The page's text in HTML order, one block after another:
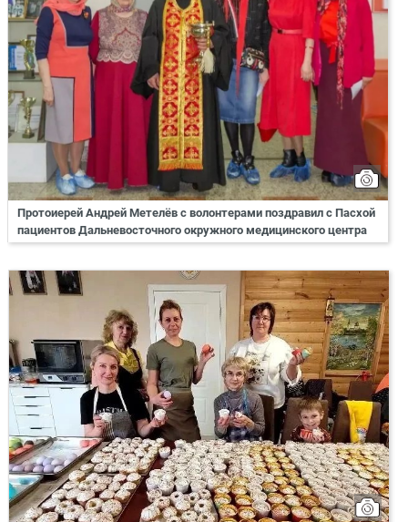
Протоиерей Андрей Метелёв с волонтерами поздравил с Пасхой
пациентов Дальневосточного окружного медицинского центра